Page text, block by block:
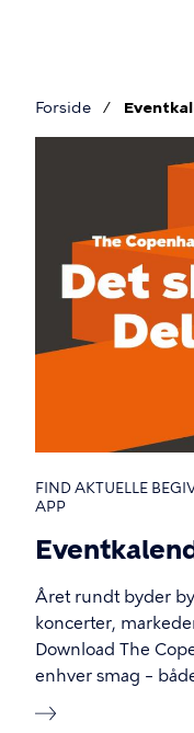
Forside
FIND AKTUELLE
APP
Året rundt byder
koncerter,
Download The
enhver smag –